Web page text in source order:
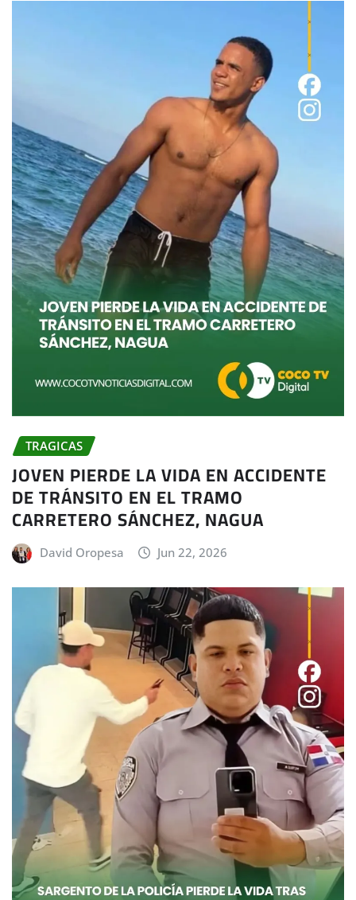
TRAGICAS
JOVEN PIERDE LA VIDA EN ACCIDENTE
DE TRÁNSITO EN EL TRAMO
CARRETERO SÁNCHEZ, NAGUA
David Oropesa Jun 22, 2026